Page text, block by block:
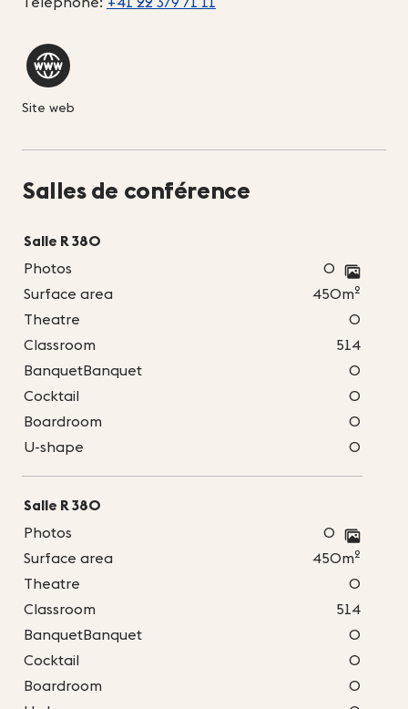
Site web
Salles de conférence
Salle R 380
Photos
0
Surface area
450m2
Theatre
0
Classroom
514
BanquetBanquet
0
Cocktail
0
Boardroom
0
U-shape
0
Salle R 380
Photos
0
Surface area
450m2
Theatre
0
Classroom
514
BanquetBanquet
0
Cocktail
0
Boardroom
0